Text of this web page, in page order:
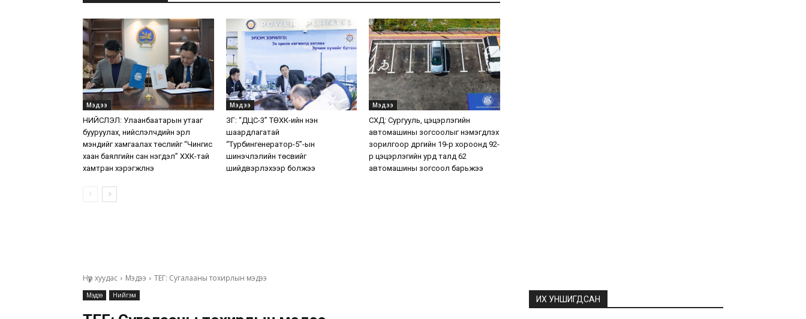
Мэдээ
НИЙСЛЭЛ: Улаанбаатарын утааг
бууруулах, нийслэлчүүдийн эрүүл
мэндийг хамгаалах төслийг “Чингис
хаан баялгийн сан нэгдэл” ХХК-тай
хамтран хэрэгжүүлнэ
Мэдээ
ЗГ: “ДЦС-3” ТӨХК-ийн нэн
шаардлагатай
“Турбингенератор-5”-ын
шинэчлэлийн төсвийг
шийдвэрлэхээр болжээ
Мэдээ
СХД: Сургууль, цэцэрлэгийн
автомашины зогсоолыг нэмэгдүүлэх
зорилгоор дүүргийн 19-р хороонд 92-
р цэцэрлэгийн урд талд 62
автомашины зогсоол барьжээ